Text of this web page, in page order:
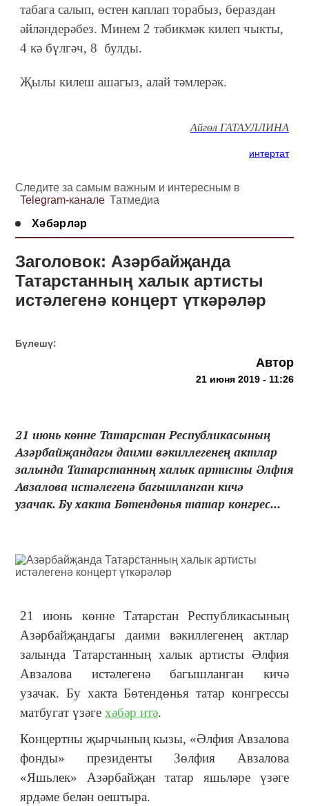
табага салып, өстен каплап торабыз, бераздан
әйләндерәбез. Минем 2 тәбикмәк килеп чыкты,
4 кә бүлгәч, 8 булды.
Җылы килеш ашагыз, алай тәмлерәк.
Айгөл ГАТАУЛЛИНА
интертат
Следите за самым важным и интересным в
Telegram-канале Татмедиа
Хәбәрләр
Заголовок: Азәрбайҗанда
Татарстанның халык артисты
истәлегенә концерт үткәрәләр
Бүлешү:
Автор
21 июня 2019 - 11:26
21 июнь көнне Татарстан Республикасының
Азәрбайҗандагы даими вәкиллегенең актлар
залында Татарстанның халык артисты Әлфия
Авзалова истәлегенә багышланган кичә
узачак. Бу хакта Бөтендөнья татар конгрес...
21 июнь көнне Татарстан Республикасының
Азәрбайҗандагы даими вәкиллегенең актлар
залында Татарстанның халык артисты Әлфия
Авзалова истәлегенә багышланган кичә
узачак. Бу хакта Бөтендөнья татар конгрессы
матбугат үзәге хәбәр итә.
Концертны җырчының кызы, «Әлфия Авзалова
фонды» президенты Зөлфия Авзалова
«Яшьлек» Азәрбайҗан татар яшьләре үзәге
ярдәме белән оештыра.